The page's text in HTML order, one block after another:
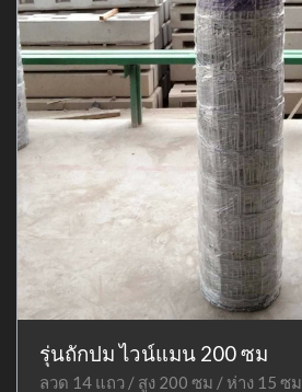
รุ่นถักปม ไวน์แมน 200 ซม
ลวด 14 แถว / สูง 200 ซม / ห่าง 15 ซม